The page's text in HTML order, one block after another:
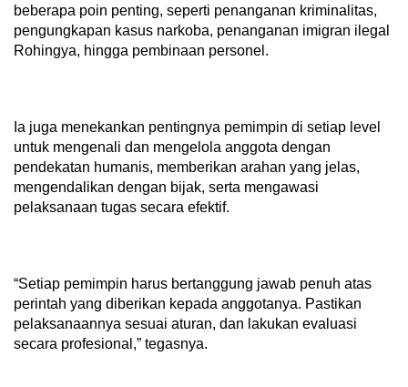
beberapa poin penting, seperti penanganan kriminalitas,
pengungkapan kasus narkoba, penanganan imigran ilegal
Rohingya, hingga pembinaan personel.
Ia juga menekankan pentingnya pemimpin di setiap level
untuk mengenali dan mengelola anggota dengan
pendekatan humanis, memberikan arahan yang jelas,
mengendalikan dengan bijak, serta mengawasi
pelaksanaan tugas secara efektif.
“Setiap pemimpin harus bertanggung jawab penuh atas
perintah yang diberikan kepada anggotanya. Pastikan
pelaksanaannya sesuai aturan, dan lakukan evaluasi
secara profesional,” tegasnya.